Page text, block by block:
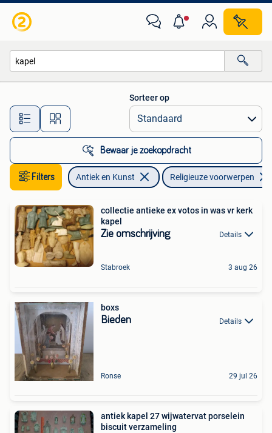
Alle afstanden…
Sorteer op
Bewaar je zoekopdracht
Filters Antiek en Kunst Religieuze voorwerpen
collectie antieke ex votos in was vr kerk
kapel
Zie omschrijving Details
Stabroek 3 aug 26
boxs
Bieden Details
Ronse 29 jul 26
antiek kapel 27 wijwatervat porselein
biscuit verzameling